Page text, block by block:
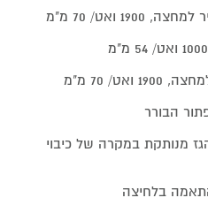
ואט/ 70 מ"מ
70 מ"מ
הבורר
מנותקת במקרה של כיבוי
בלחיצה